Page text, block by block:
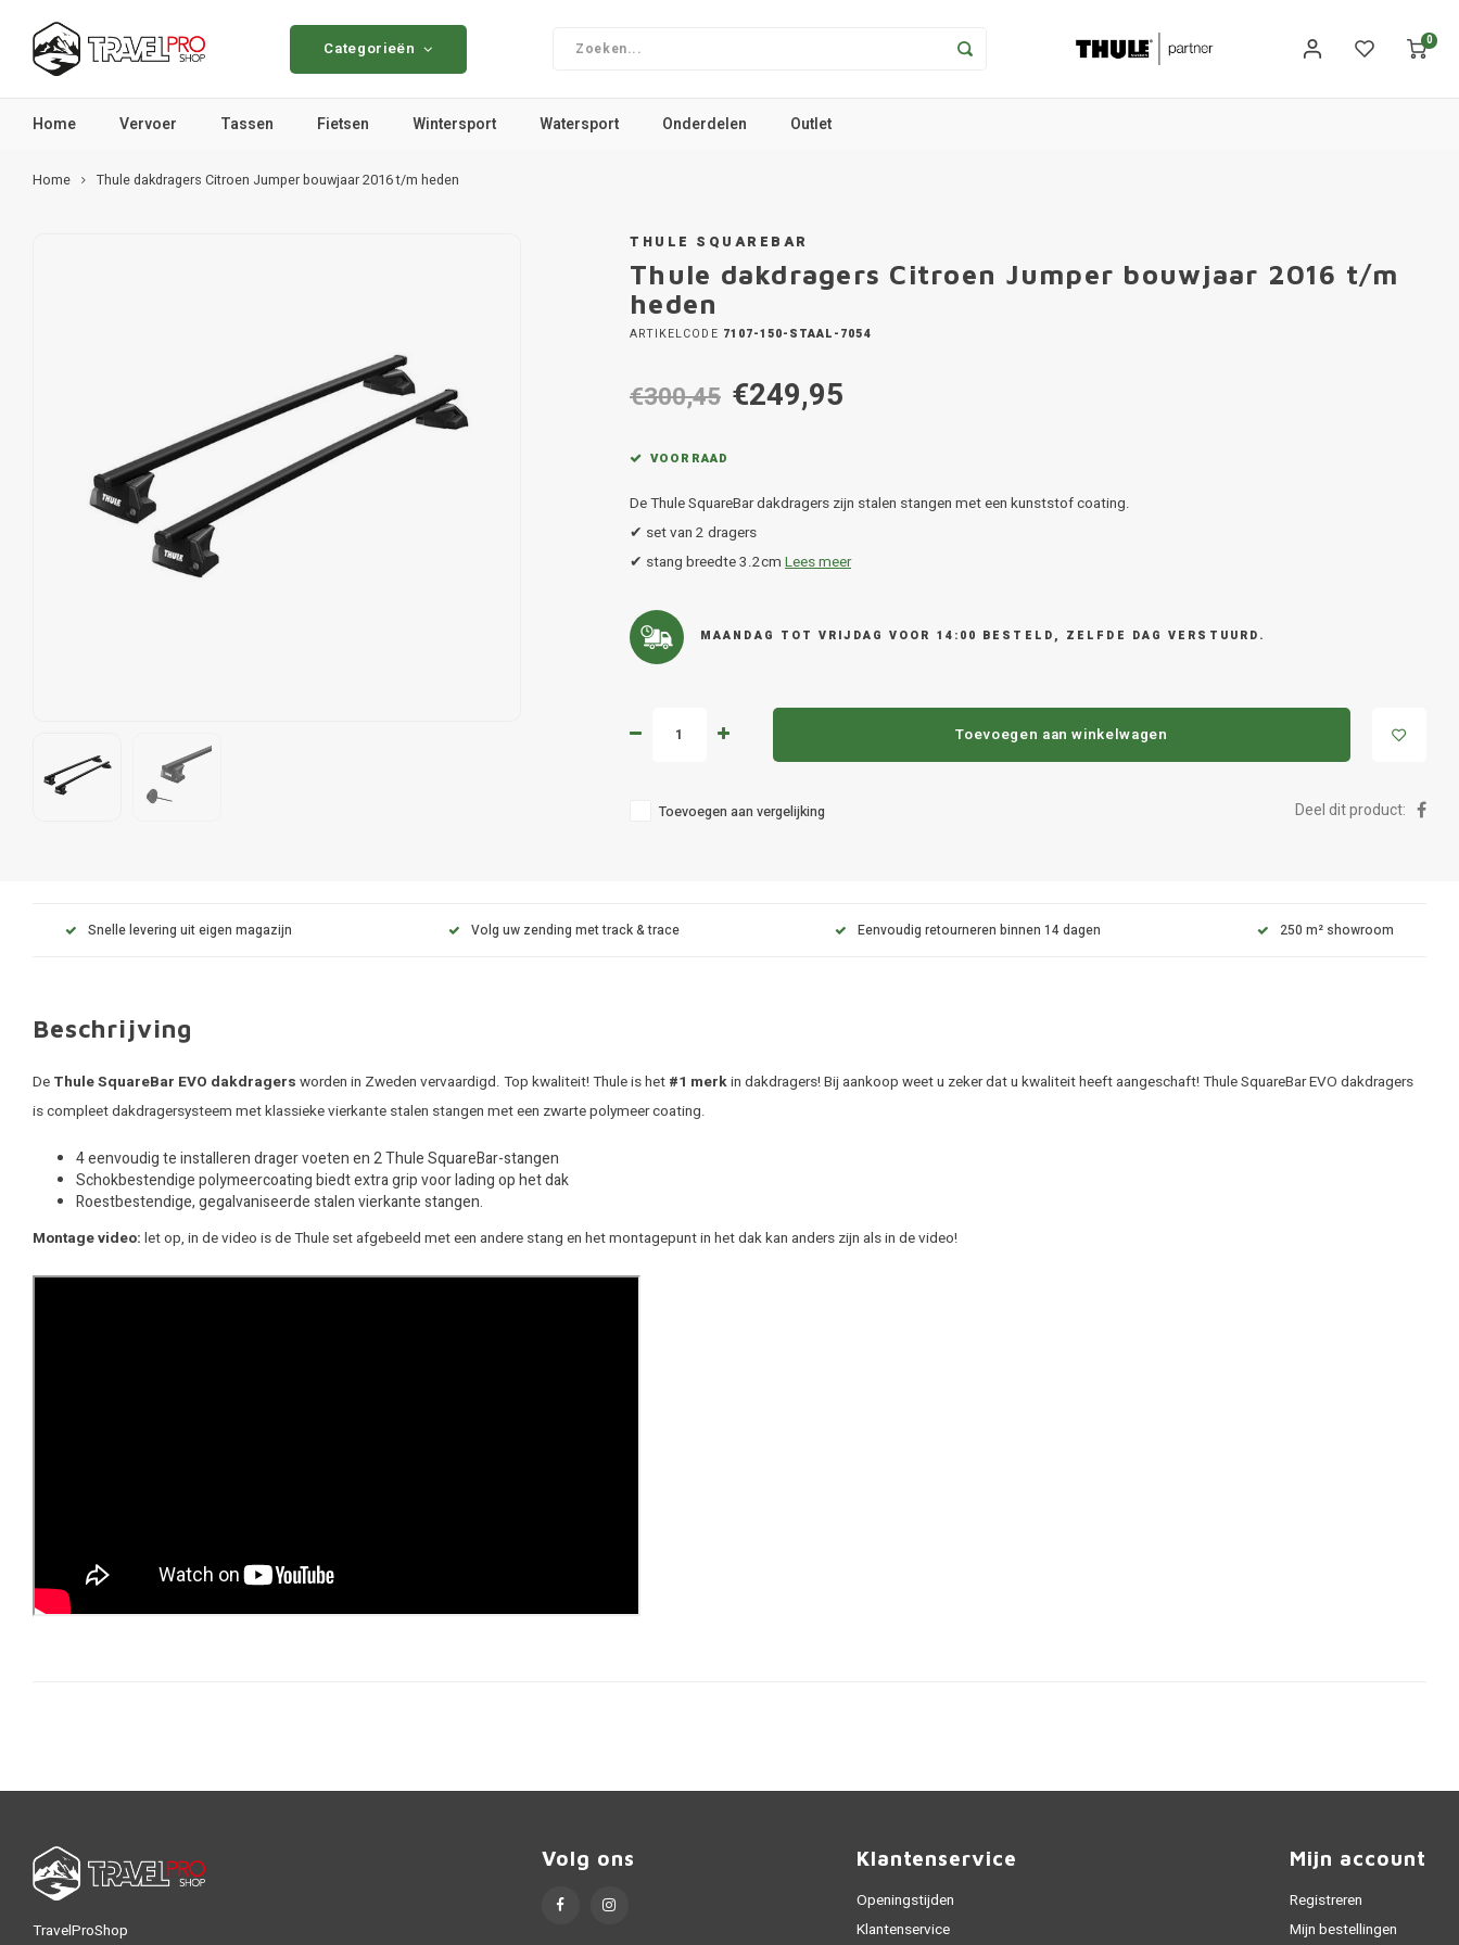
Categorieën 0
Home Vervoer Tassen Fietsen Wintersport Watersport Onderdelen Outlet
Home Thule dakdragers Citroen Jumper bouwjaar 2016 t/m heden
THULE SQUAREBAR
Thule dakdragers Citroen Jumper bouwjaar 2016 t/m
heden
ARTIKELCODE 7107-150-STAAL-7054
€300,45 €249,95
VOORRAAD
De Thule SquareBar dakdragers zijn stalen stangen met een kunststof coating.
✔ set van 2 dragers
✔ stang breedte 3.2cm Lees meer
MAANDAG TOT VRIJDAG VOOR 14:00 BESTELD, ZELFDE DAG VERSTUURD.
Toevoegen aan winkelwagen
Toevoegen aan vergelijking Deel dit product:
Snelle levering uit eigen magazijn Volg uw zending met track & trace Eenvoudig retourneren binnen 14 dagen 250 m² showroom
Beschrijving
De Thule SquareBar EVO dakdragers worden in Zweden vervaardigd. Top kwaliteit! Thule is het #1 merkin dakdragers! Bij aankoop weet u zeker dat u kwaliteit heeft aangeschaft! Thule SquareBar EVO dakdragers
is compleet dakdragersysteem met klassieke vierkante stalen stangen met een zwarte polymeer coating.
4 eenvoudig te installeren drager voeten en 2 Thule SquareBar-stangen
Schokbestendige polymeercoating biedt extra grip voor lading op het dak
Roestbestendige, gegalvaniseerde stalen vierkante stangen.
Montage video: let op, in de video is de Thule set afgebeeld met een andere stang en het montagepunt in het dak kan anders zijn als in de video!
TravelProShop
Volg ons Klantenservice
Openingstijden
Klantenservice
Mijn account
Registreren
Mijn bestellingen